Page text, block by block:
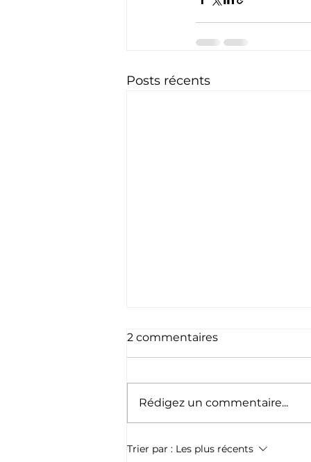
Posts récents
Boxe : Une page de plus
2 commentaires
Rédigez un commentaire...
Trier par : Les plus récents